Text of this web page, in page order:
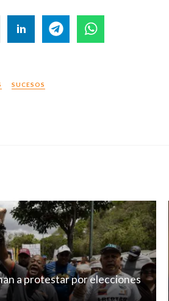
SUCESOS
a protestar por elecciones